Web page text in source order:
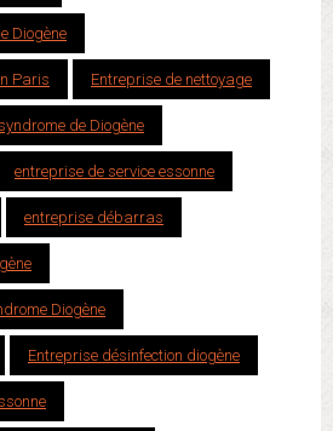
Diogène
Paris Entreprise de nettoyage
de Diogène
entreprise de service essonne
entreprise débarras
Diogène
Entreprise désinfection diogène